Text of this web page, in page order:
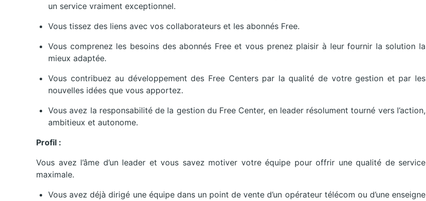
un service vraiment exceptionnel.
Vous tissez des liens avec vos collaborateurs et les abonnés Free.
Vous comprenez les besoins des abonnés Free et vous prenez plaisir à leur fournir la solution la
mieux adaptée.
Vous contribuez au développement des Free Centers par la qualité de votre gestion et par les
nouvelles idées que vous apportez.
Vous avez la responsabilité de la gestion du Free Center, en leader résolument tourné vers l’action,
ambitieux et autonome.
Profil :
Vous avez l’âme d’un leader et vous savez motiver votre équipe pour offrir une qualité de service
maximale.
Vous avez déjà dirigé une équipe dans un point de vente d’un opérateur télécom ou d’une enseigne